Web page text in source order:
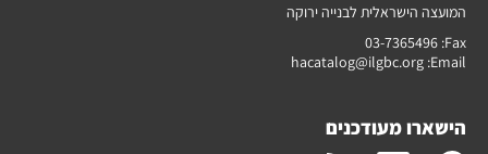
המועצה הישראלית לבנייה ירוקה
Fax:
03-7365496
Email:
hacatalog@ilgbc.org
הישארו מעודכנים